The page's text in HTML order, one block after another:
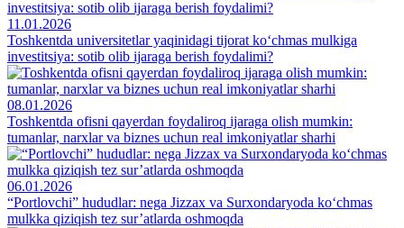
11.01.2026
Toshkentda universitetlar yaqinidagi tijorat ko‘chmas mulkiga
investitsiya: sotib olib ijaraga berish foydalimi?
08.01.2026
Toshkentda ofisni qayerdan foydaliroq ijaraga olish mumkin:
tumanlar, narxlar va biznes uchun real imkoniyatlar sharhi
06.01.2026
“Portlovchi” hududlar: nega Jizzax va Surxondaryoda ko‘chmas
mulkka qiziqish tez sur’atlarda oshmoqda